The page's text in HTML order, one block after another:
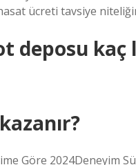
ücreti tavsiye
deposu kaç
Göre 2024Deneyim